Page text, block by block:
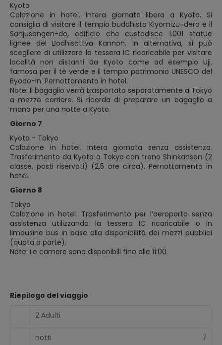
Kyoto
Colazione in hotel. Intera giornata libera a Kyoto. Si
consiglia di visitare il tempio buddhista Kiyomizu-dera e il
Sanjusangen-do, edificio che custodisce 1.001 statue
lignee del Bodhisattva Kannon. In alternativa, si può
scegliere di utilizzare la tessera IC ricaricabile per visitare
località non distanti da Kyoto come ad esempio Uji,
famosa per il tè verde e il tempio patrimonio UNESCO del
Byodo-in. Pernottamento in hotel.
Note: Il bagaglio verrà trasportato separatamente a Tokyo
a mezzo corriere. Si ricorda di preparare un bagaglio a
mano per una notte a Kyoto.
Giorno 7
Kyoto - Tokyo
Colazione in hotel. Intera giornata senza assistenza.
Trasferimento da Kyoto a Tokyo con treno Shinkansen (2
classe, posti riservati) (2,5 ore circa). Pernottamento in
hotel.
Giorno 8
Tokyo
Colazione in hotel. Trasferimento per l’aeroporto senza
assistenza utilizzando la tessera IC ricaricabile o in
limousine bus in base alla disponibilità dei mezzi pubblici
(quota a parte).
Note: Le camere sono disponibili fino alle 11:00.
Riepilogo del viaggio
2 Adulti
notti 7